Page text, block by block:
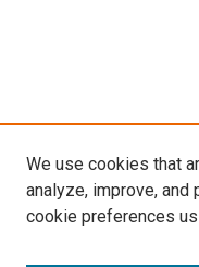
We use cookies that
analyze, improve, and
cookie preferences